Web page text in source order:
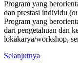
Program yang
dan prestasi individu
Program yang
dari pengetahuan dan
lokakarya/workshop,
Selanjutnya